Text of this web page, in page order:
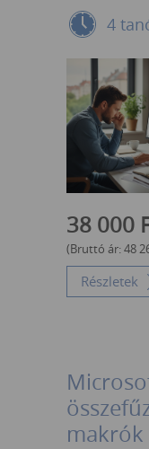
38 000
(Bruttó ár:48
Részletek
FKeres
(Szum,
(VLookUp)
(XLookUp)
FKeres
függvény
keresés
4